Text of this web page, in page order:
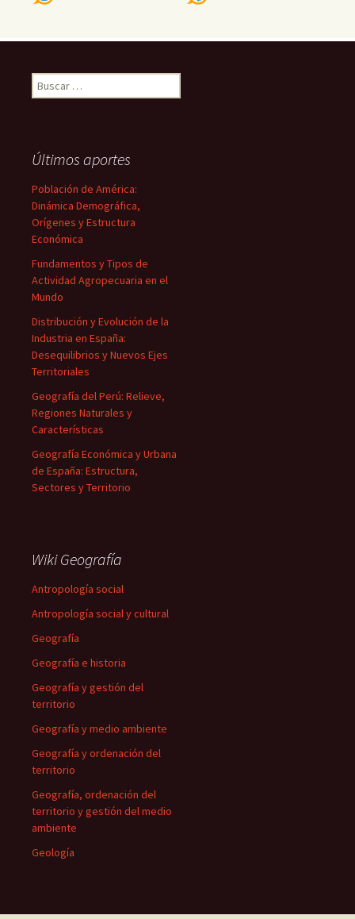
Buscar:
Últimos aportes
Población de América:
Dinámica Demográfica,
Orígenes y Estructura
Económica
Fundamentos y Tipos de
Actividad Agropecuaria en el
Mundo
Distribución y Evolución de la
Industria en España:
Desequilibrios y Nuevos Ejes
Territoriales
Geografía del Perú: Relieve,
Regiones Naturales y
Características
Geografía Económica y Urbana
de España: Estructura,
Sectores y Territorio
Wiki Geografía
Antropología social
Antropología social y cultural
Geografía
Geografía e historia
Geografía y gestión del
territorio
Geografía y medio ambiente
Geografía y ordenación del
territorio
Geografía, ordenación del
territorio y gestión del medio
ambiente
Geología